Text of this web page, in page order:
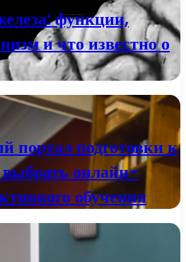
функции,
и что известно о
портал подготовки к
онлайн-
обучения